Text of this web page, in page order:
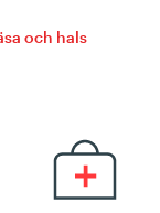
och hals